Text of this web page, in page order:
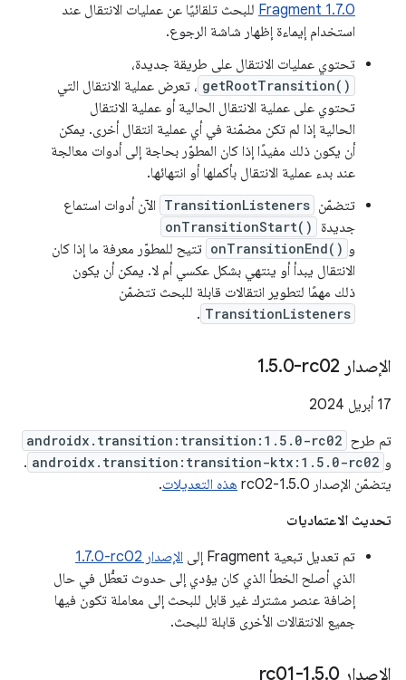
Fragment 1.7.0 للبحث تلقائيًا عن عمليات الانتقال عند
استخدام إيماءة إظهار شاشة الرجوع.
تحتوي عمليات الانتقال على طريقة جديدة،
getRootTransition() ، تعرض عملية الانتقال التي
تحتوي على عملية الانتقال الحالية أو عملية الانتقال
الحالية إذا لم تكن مضمّنة في أي عملية انتقال أخرى. يمكن
أن يكون ذلك مفيدًا إذا كان المطوّر بحاجة إلى أدوات معالجة
عند بدء عملية الانتقال بأكملها أو انتهائها.
تتضمّن TransitionListeners الآن أدوات استماع
جديدة
onTransitionStart()
و onTransitionEnd() تتيح للمطوّر معرفة ما إذا كان
الانتقال يبدأ أو ينتهي بشكل عكسي أم لا. يمكن أن يكون
ذلك مهمًا لتطوير انتقالات قابلة للبحث تتضمّن
TransitionListeners
.
الإصدار ‎1 .5.0-rc02
‫17 أبريل 2024
تم طرح androidx.transition:transition:1.5.0-rc02
و androidx.transition:transition-ktx:1.5.0-rc02
.
يتضمّن الإصدار 1.5.0-rc02
هذه التعديلات.
تحديث الاعتماديات
تم تعديل تبعية Fragment إلى
الإصدار ‎1.7.0-rc02
الذي أصلح الخطأ الذي كان يؤدي إلى حدوث تعطُّل في حال
إضافة عنصر مشترك غير قابل للبحث إلى معاملة تكون فيها
جميع الانتقالات الأخرى قابلة للبحث.
الإصدار 1 .5.0-rc01